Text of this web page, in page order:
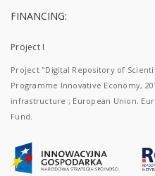
FINANCING:
Project I
Project "Digital Repository of
Programme Innovative Economy,
infrastructure ; European Union.
Fund.